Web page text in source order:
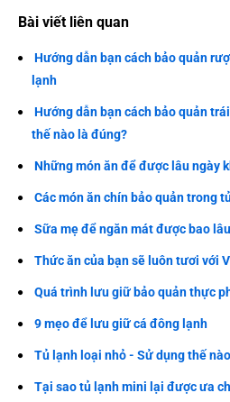
Bài viết liên quan
Hướng dẫn bạn cách bảo quản
lạnh
Hướng dẫn bạn cách bảo quản
thế nào là đúng?
Những món ăn để được lâu ngày
Các món ăn chín bảo quản trong
Sữa mẹ để ngăn mát được bao
Thức ăn của bạn sẽ luôn tươi với
Quá trình lưu giữ bảo quản thực
9 mẹo để lưu giữ cá đông lạnh
Tủ lạnh loại nhỏ - Sử dụng thế
Tại sao tủ lạnh mini lại được ưa